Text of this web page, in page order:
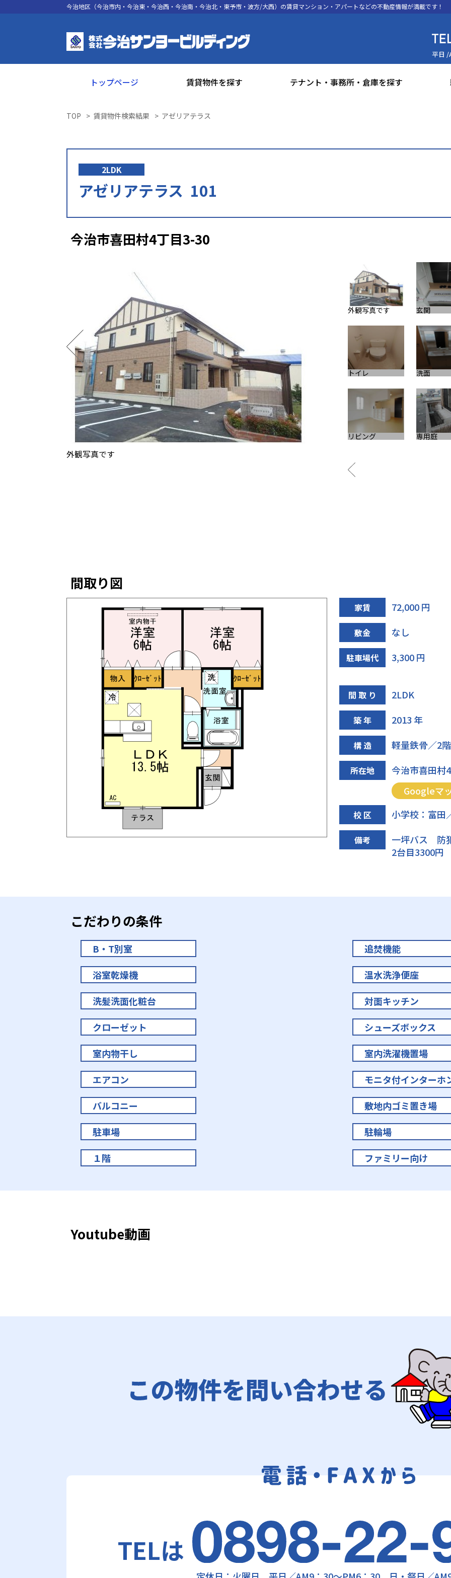
今治地区（今治市内・今治東・今治西・今治南・今治北・東予市・波方/大西）の賃貸マンション・アパートなどの不動産情報が満載です！
平日 /
トップページ 賃貸物件を探す テナント・事務所・倉庫を探す
TOP 賃貸物件検索結果 アゼリアテラス
2LDK
アゼリアテラス 101
今治市喜田村4丁目3-30
外観写真です
外観写真です 玄関
トイレ 洗面
リビング 専用庭
間取り図
家賃 72,000 円
敷金 なし
駐車場代 3,300 円
間 取 り 2LDK
築 年 2013 年
構 造 軽量鉄骨／2
所在地
今治市喜田村
Googleマ
校 区 小学校：富田
備考
一坪バス 防
2台目3300円
こだわりの条件
B・T別室
追焚機能
浴室乾燥機
温水洗浄便座
洗髪洗面化粧台
対面キッチン
クローゼット
シューズボックス
室内物干し
室内洗濯機置場
エアコン
モニタ付インターホ
バルコニー
敷地内ゴミ置き場
駐車場
駐輪場
１階
ファミリー向け
Youtube動画
TELは